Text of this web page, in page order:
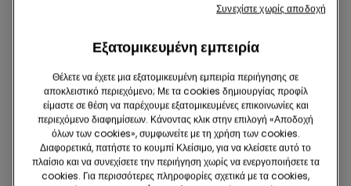
Εξατομικευμένη εμπειρία
Θέλετε να έχετε μια εξατομικευμένη εμπειρία περιήγησης σε
αποκλειστικό περιεχόμενο; Με τα cookies δημιουργίας προφίλ
είμαστε σε θέση να παρέχουμε εξατομικευμένες επικοινωνίες και
περιεχόμενο διαφημίσεων. Κάνοντας κλικ στην επιλογή «Αποδοχή
όλων των cookies», συμφωνείτε με τη χρήση των cookies.
Διαφορετικά, πατήστε το κουμπί Κλείσιμο, για να κλείσετε αυτό το
πλαίσιο και να συνεχίσετε την περιήγηση χωρίς να ενεργοποιήσετε τα
cookies. Για περισσότερες πληροφορίες σχετικά με τα cookies,
Συνεχίστε χωρίς αποδοχή